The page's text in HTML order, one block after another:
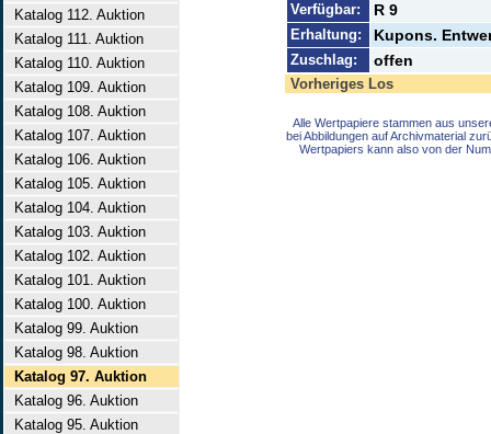
Katalog 112. Auktion
Katalog 111. Auktion
Katalog 110. Auktion
Katalog 109. Auktion
Katalog 108. Auktion
Katalog 107. Auktion
Katalog 106. Auktion
Katalog 105. Auktion
Katalog 104. Auktion
Katalog 103. Auktion
Katalog 102. Auktion
Katalog 101. Auktion
Katalog 100. Auktion
Katalog 99. Auktion
Katalog 98. Auktion
Katalog 97. Auktion
Katalog 96. Auktion
Katalog 95. Auktion
Verfügbar: R 9
Erhaltung: Kupons.
Zuschlag: offen
Vorheriges Los
Alle Wertpapiere stammen aus
bei Abbildungen auf Archivmaterial
Wertpapiers kann also von der